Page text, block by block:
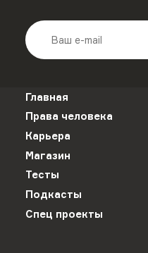
Главная
Права человека
Карьера
Магазин
Тесты
Подкасты
Спец проекты